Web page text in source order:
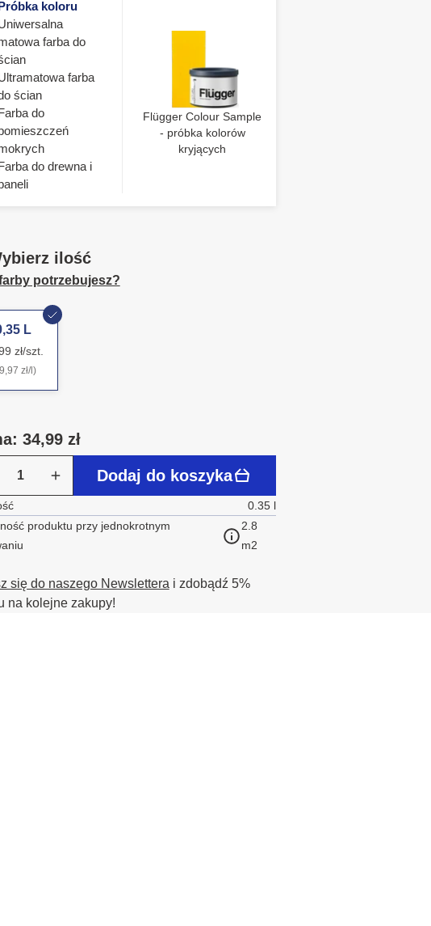
koloru
farba do
farba
ścian
do
do drewna i
Flügger Colour Sample
- próbka kolorów
kryjących
ilość
farby potrzebujesz?
L
zł/szt.
zł/l)
34,99 zł
Dodaj do koszyka
0.35 l
produktu przy jednokrotnym
2.8
m2
się do naszego Newslettera i zdobądź 5%
na kolejne zakupy!